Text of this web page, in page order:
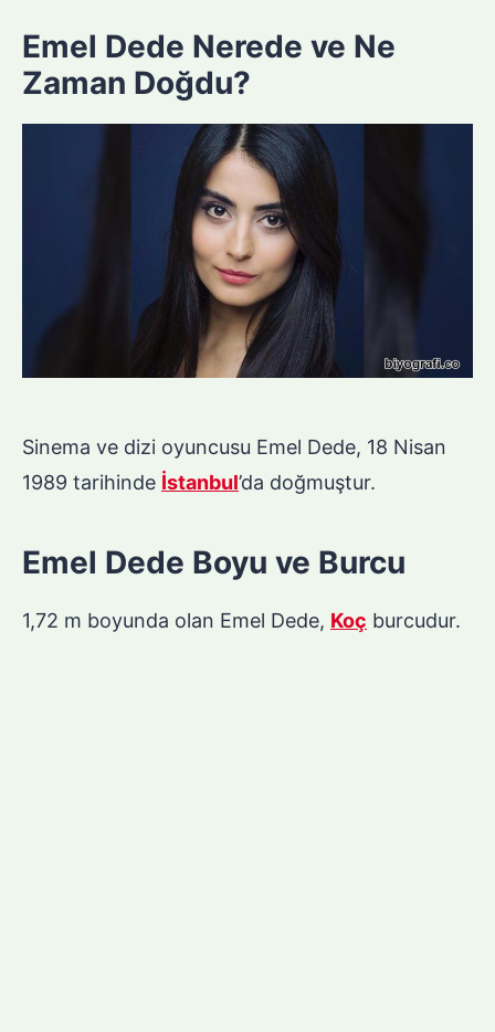
Emel Dede Nerede ve Ne
Zaman Doğdu?
Sinema ve dizi oyuncusu Emel Dede, 18 Nisan
1989 tarihinde İstanbul’da doğmuştur.
Emel Dede Boyu ve Burcu
1,72 m boyunda olan Emel Dede, Koç burcudur.